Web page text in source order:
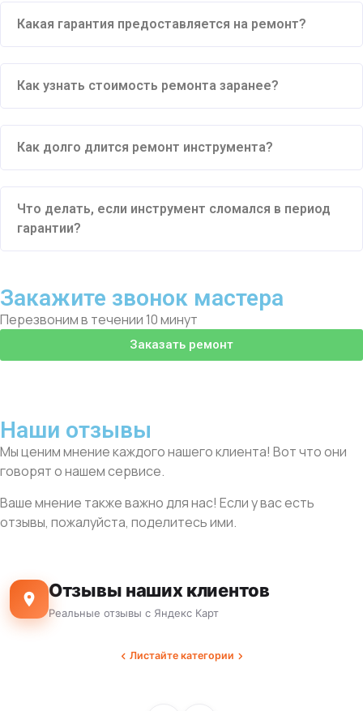
Какая гарантия предоставляется на ремонт?
Как узнать стоимость ремонта заранее?
Как долго длится ремонт инструмента?
Что делать, если инструмент сломался в период
гарантии?
Закажите звонок мастера
Перезвоним в течении 10 минут
Заказать ремонт
Наши отзывы
Мы ценим мнение каждого нашего клиента! Вот что они
говорят о нашем сервисе.
Ваше мнение также важно для нас! Если у вас есть
отзывы, пожалуйста, поделитесь ими.
Отзывы наших клиентов
Реальные отзывы с Яндекс Карт
Листайте категории